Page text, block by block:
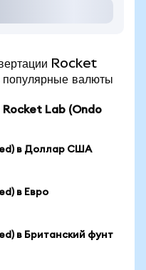
Rocket
валюты
Lab (Ondo
в Доллар США
в Евро
в Британский фунт